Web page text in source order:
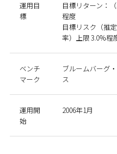
運用目
標
目標リターン：
程度
目標リスク（推
率）上限 3.0%程
ベンチ
マーク
ブルームバーグ
ス
運用開
始
2006年1月